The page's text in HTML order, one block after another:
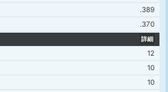
.389
.370
詳細
12
10
10